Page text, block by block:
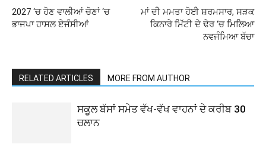
2027 ‘ਚ ਹੋਣ ਵਾਲੀਆਂ ਚੋਣਾਂ ‘ਚ
ਭਾਜਪਾ ਹਾਸਲ ਏਜੰਸੀਆਂ
ਮਾਂ ਦੀ ਮਮਤਾ ਹੋਈ ਸ਼ਰਮਸਾਰ, ਸੜਕ
ਕਿਨਾਰੇ ਮਿੱਟੀ ਦੇ ਢੇਰ ‘ਚ ਮਿਲਿਆ
ਨਵਜੰਮਿਆ ਬੱਚਾ
RELATED ARTICLES MORE FROM AUTHOR
ਸਕੂਲ ਬੱਸਾਂ ਸਮੇਤ ਵੱਖ-ਵੱਖ ਵਾਹਨਾਂ ਦੇ ਕਰੀਬ 30
ਚਲਾਨ